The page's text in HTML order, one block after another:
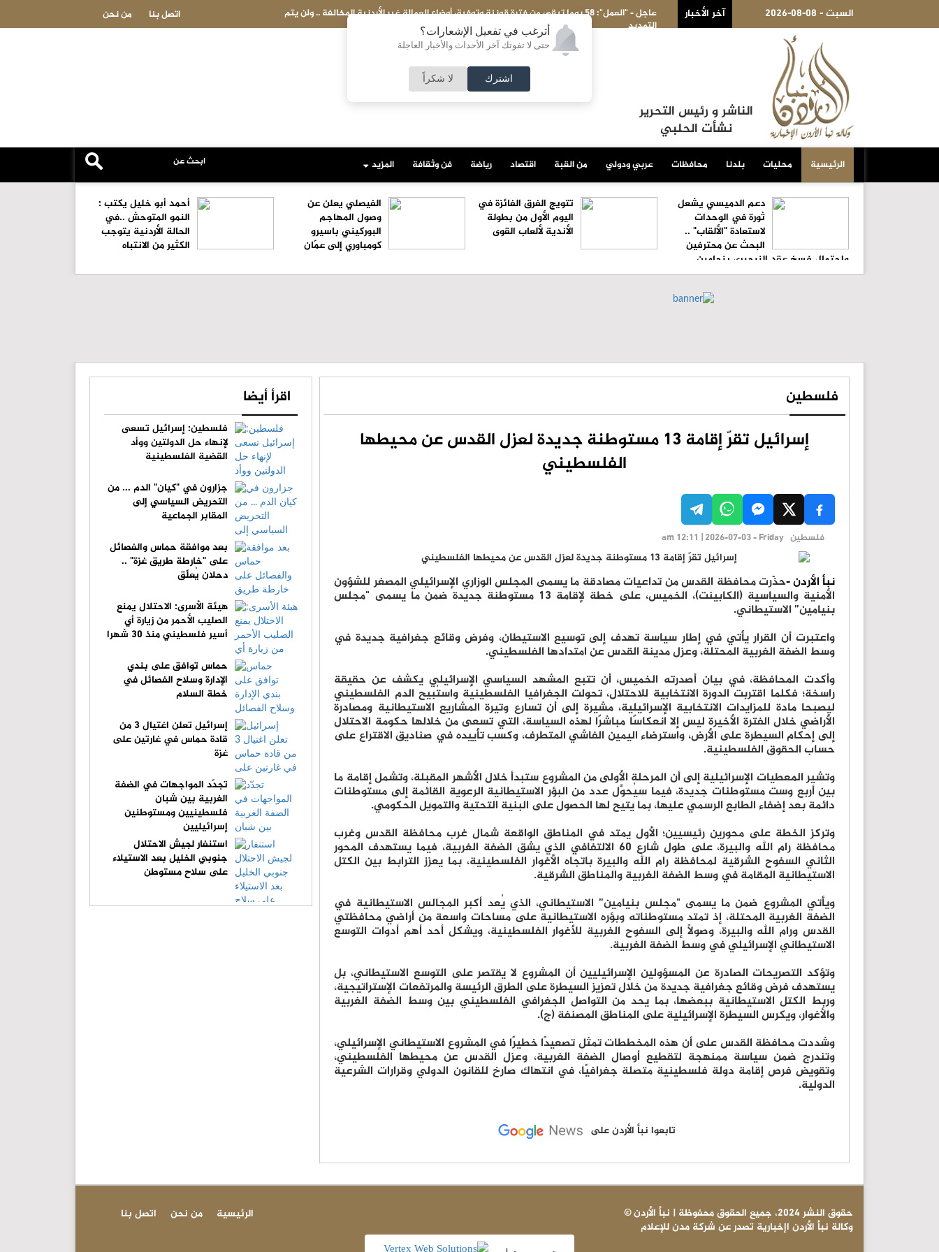
أترغب في تفعيل الإشعارات؟
حتى لا تفوتك آخر الأحداث والأخبار العاجلة
اشترك لا شكراً
2026-08-08 - السبت آخر الأخبار
عاجل - "العمل": 58 يوما تبقى من فترة قوننة وتوفيق أوضاع العمالة غير الأردنية المخالفة .. ولن يتم أحمد عبدالباسط الرجوب يكتب: مكة تُجيب على سؤالي في أبريل: هل اكتمل الردع الإسلامي؟
دعم الدميسي يشعل ثورة في الوحدات لاستعادة "الألقاب" ..
عقد النيجيري بنجامين
من نحن اتصل بنا
الناشر و رئيس التحرير
نشأت الحلبي
الرئيسية محليات بلدنا محافظات عربي ودولي من القبة اقتصاد رياضة فن وثقافة المزيد
دعم الدميسي يشعل
ثورة في الوحدات
لاستعادة "الألقاب" ..
البحث عن محترفين
واحتمال فسخ عقد النيجيري بنجامين
تتويج الفرق الفائزة في
اليوم الأول من بطولة
الأندية لألعاب القوى
الفيصلي يعلن عن
وصول المهاجم
البوركيني باسيرو
كومباوري إلى عمّان
أحمد أبو خليل يكتب :
النمو المتوحش ..في
الحالة الأردنية يتوجب
الكثير من الانتباه
فلسطين
إسرائيل تقرّ إقامة 13 مستوطنة جديدة لعزل القدس عن محيطها
الفلسطيني
فلسطين am 12:11 | 2026-07-03 - Friday
نبأ الأردن -حذّرت محافظة القدس من تداعيات مصادقة ما يسمى المجلس الوزاري الإسرائيلي المصغر للشؤون
الأمنية والسياسية (الكابينت)، الخميس، على خطة لإقامة 13 مستوطنة جديدة ضمن ما يسمى "مجلس
بنيامين” الاستيطاني.
واعتبرت أن القرار يأتي في إطار سياسة تهدف إلى توسيع الاستيطان، وفرض وقائع جغرافية جديدة في
وسط الضفة الغربية المحتلة، وعزل مدينة القدس عن امتدادها الفلسطيني.
وأكدت المحافظة، في بيان أصدرته الخميس، أن تتبع المشهد السياسي الإسرائيلي يكشف عن حقيقة
راسخة؛ فكلما اقتربت الدورة الانتخابية للاحتلال، تحولت الجغرافيا الفلسطينية واستُبيح الدم الفلسطيني
ليصبحا مادة للمزايدات الانتخابية الإسرائيلية، مشيرة إلى أن تسارع وتيرة المشاريع الاستيطانية ومصادرة
الأراضي خلال الفترة الأخيرة ليس إلا انعكاسًا مباشرًا لهذه السياسة، التي تسعى من خلالها حكومة الاحتلال
إلى إحكام السيطرة على الأرض، واسترضاء اليمين الفاشي المتطرف، وكسب تأييده في صناديق الاقتراع على
حساب الحقوق الفلسطينية.
وتشير المعطيات الإسرائيلية إلى أن المرحلة الأولى من المشروع ستبدأ خلال الأشهر المقبلة، وتشمل إقامة ما
بين أربع وست مستوطنات جديدة، فيما سيُحوَّل عدد من البؤر الاستيطانية الرعوية القائمة إلى مستوطنات
دائمة بعد إضفاء الطابع الرسمي عليها، بما يتيح لها الحصول على البنية التحتية والتمويل الحكومي.
وتركز الخطة على محورين رئيسيين؛ الأول يمتد في المناطق الواقعة شمال غرب محافظة القدس وغرب
محافظة رام الله والبيرة، على طول شارع 60 الالتفافي الذي يشق الضفة الغربية، فيما يستهدف المحور
الثاني السفوح الشرقية لمحافظة رام الله والبيرة باتجاه الأغوار الفلسطينية، بما يعزز الترابط بين الكتل
الاستيطانية المقامة في وسط الضفة الغربية والمناطق الشرقية.
ويأتي المشروع ضمن ما يسمى "مجلس بنيامين” الاستيطاني، الذي يُعد أكبر المجالس الاستيطانية في
الضفة الغربية المحتلة، إذ تمتد مستوطناته وبؤره الاستيطانية على مساحات واسعة من أراضي محافظتي
القدس ورام الله والبيرة، وصولًا إلى السفوح الغربية للأغوار الفلسطينية، ويشكل أحد أهم أدوات التوسع
الاستيطاني الإسرائيلي في وسط الضفة الغربية.
وتؤكد التصريحات الصادرة عن المسؤولين الإسرائيليين أن المشروع لا يقتصر على التوسع الاستيطاني، بل
يستهدف فرض وقائع جغرافية جديدة من خلال تعزيز السيطرة على الطرق الرئيسة والمرتفعات الإستراتيجية،
وربط الكتل الاستيطانية ببعضها، بما يحد من التواصل الجغرافي الفلسطيني بين وسط الضفة الغربية
والأغوار، ويكرس السيطرة الإسرائيلية على المناطق المصنفة (ج).
وشددت محافظة القدس على أن هذه المخططات تمثل تصعيدًا خطيرًا في المشروع الاستيطاني الإسرائيلي،
وتندرج ضمن سياسة ممنهجة لتقطيع أوصال الضفة الغربية، وعزل القدس عن محيطها الفلسطيني،
وتقويض فرص إقامة دولة فلسطينية متصلة جغرافيًا، في انتهاك صارخ للقانون الدولي وقرارات الشرعية
الدولية.
تابعوا نبأ الأردن على
اقرأ أيضا
فلسطين: إسرائيل تسعى
لإنهاء حل الدولتين ووأد
القضية الفلسطينية
جزارون في "كيان" الدم ... من
التحريض السياسي إلى
المقابر الجماعية
بعد موافقة حماس والفصائل
على "خارطة طريق غزة" ..
دحلان يُعلّق
هيئة الأسرى: الاحتلال يمنع
الصليب الأحمر من زيارة أي
أسير فلسطيني منذ 30 شهرا
حماس توافق على بندي
الإدارة وسلاح الفصائل في
خطة السلام
إسرائيل تعلن اغتيال 3 من
قادة حماس في غارتين على
غزة
تجدّد المواجهات في الضفة
الغربية بين شبان
فلسطينيين ومستوطنين
إسرائيليين
استنفار لجيش الاحتلال
جنوبي الخليل بعد الاستيلاء
على سلاح مستوطن
© حقوق النشر 2024، جميع الحقوق محفوظة | نبأ الأردن
وكالة نبأ الأردن اإخبارية تصدر عن شركة مدن للإعلام
اتصل بنا من نحن الرئيسية